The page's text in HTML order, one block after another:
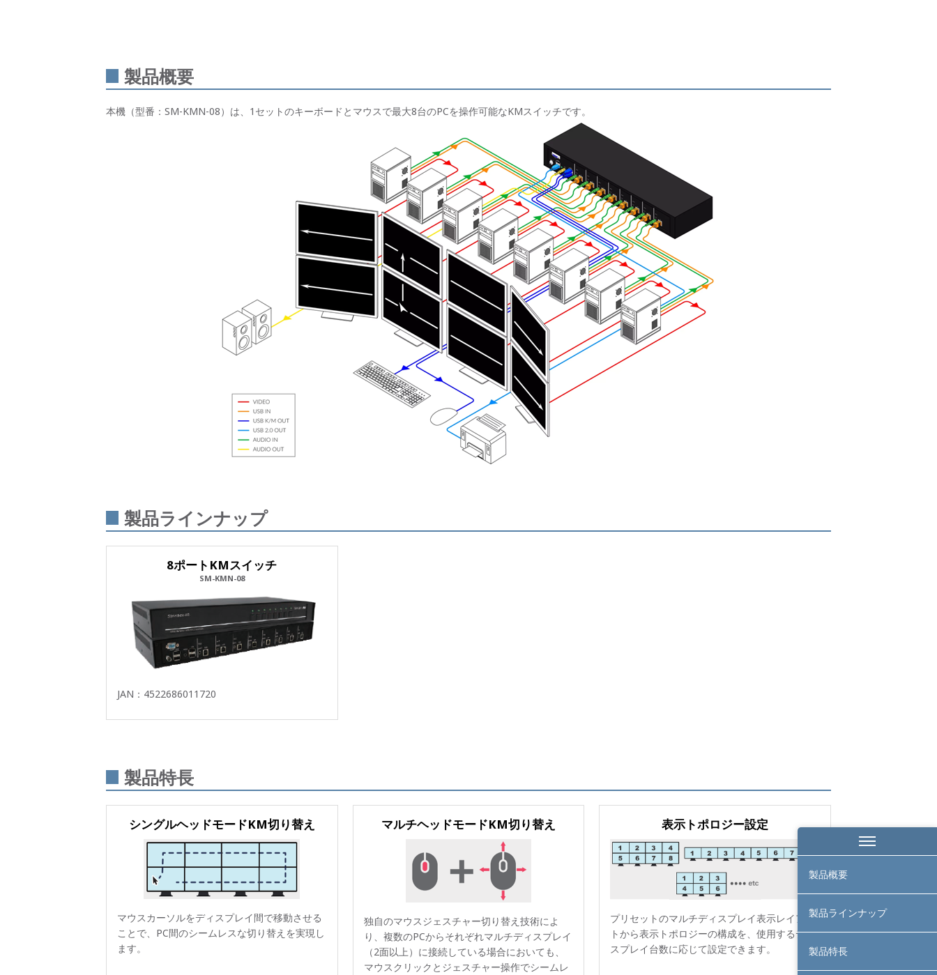
製品概要
本機（型番：SM-KMN-08）は、1セットのキーボードとマウスで最大8台のPCを操作可能なKMスイッチです。
製品ラインナップ
8ポートKMスイッチ
SM-KMN-08
JAN：4522686011720
製品特長
シングルヘッドモードKM切り替え
マウスカーソルをディスプレイ間で移動させる
ことで、PC間のシームレスな切り替えを実現し
ます。
マルチヘッドモードKM切り替え
独自のマウスジェスチャー切り替え技術によ
り、複数のPCからそれぞれマルチディスプレイ
（2面以上）に接続している場合においても、
マウスクリックとジェスチャー操作でシームレ
表示トポロジー設定
プリセットのマルチディスプレイ表示レイアウ
トから表示トポロジーの構成を、使用するディ
スプレイ台数に応じて設定できます。
製品概要
製品ラインナップ
製品特長